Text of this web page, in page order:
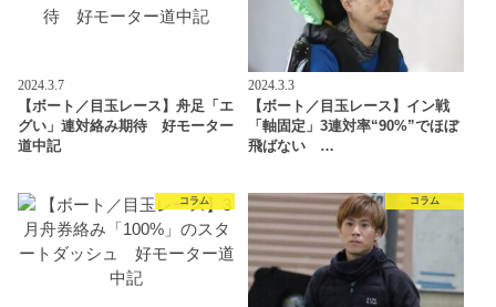
2024.3.7
【ボート／目玉レース】舟足「エ
グい」連対絡み期待 好モーター
道中記
2024.3.3
【ボート／目玉レース】イン戦
「軸固定」3連対率“90%”でほぼ
飛ばない …
コラム コラム